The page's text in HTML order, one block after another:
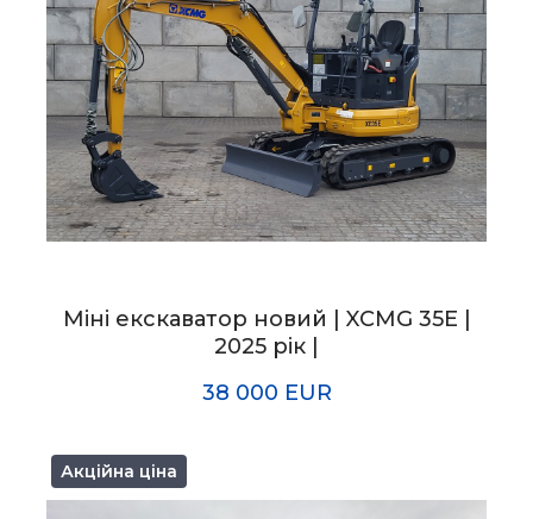
Міні екскаватор новий | XCMG 35E |
2025 рік |
38 000 EUR
Акційна ціна